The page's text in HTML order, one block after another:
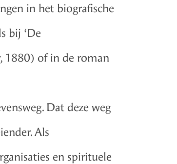
in het biografische
bij ‘De
1880) of in de roman
Dat deze weg
Als
en spirituele